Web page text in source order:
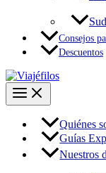
Consejos
Descuentos
Quiénes
Guías
Nuestros